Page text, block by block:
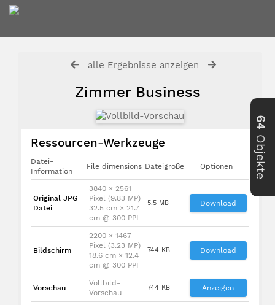
alle Ergebnisse anzeigen
Zimmer Business
Ressourcen-Werkzeuge
Datei-
Information
File dimensions Dateigröße Optionen
Original JPG
Datei
3840 × 2561
Pixel (9.83 MP)
32.5 cm × 21.7
cm @ 300 PPI
5.5 MB Download
Bildschirm
2200 × 1467
Pixel (3.23 MP)
18.6 cm × 12.4
cm @ 300 PPI
744 KB Download
Vorschau
Vollbild-
Vorschau
744 KB Anzeigen
64
Objekte